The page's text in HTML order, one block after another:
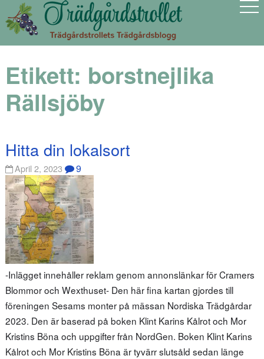
Etikett: borstnejlika
Rällsjöby
Hitta din lokalsort
April 2, 2023 9
-Inlägget innehåller reklam genom annonslänkar för Cramers
Blommor och Wexthuset- Den här fina kartan gjordes till
föreningen Sesams monter på mässan Nordiska Trädgårdar
2023. Den är baserad på boken Klint Karins Kålrot och Mor
Kristins Böna och uppgifter från NordGen. Boken Klint Karins
Kålrot och Mor Kristins Böna är tyvärr slutsåld sedan länge